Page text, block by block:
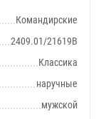
Командирские
2409.01/21619В
Классика
наручные
мужской